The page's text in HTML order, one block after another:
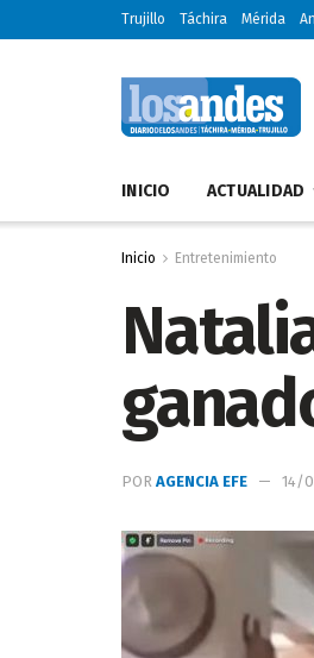
Trujillo Táchira Mérida
INICIO ACTUALIDAD
Inicio Entretenimiento
POR AGENCIA EFE 14/